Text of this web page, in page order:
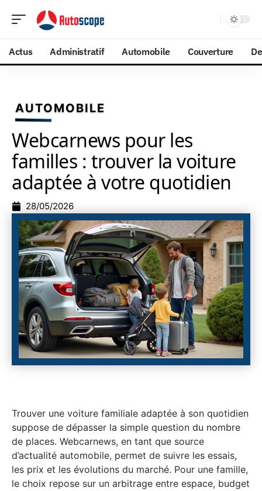
Actus Administratif Automobile Couverture
AUTOMOBILE
Webcarnews pour les
familles : trouver la voiture
adaptée à votre quotidien
28/05/2026
Trouver une voiture familiale adaptée à son quotidien
suppose de dépasser la simple question du nombre
de places. Webcarnews, en tant que source
d’actualité automobile, permet de suivre les essais,
les prix et les évolutions du marché. Pour une famille,
le choix repose sur un arbitrage entre espace, budget